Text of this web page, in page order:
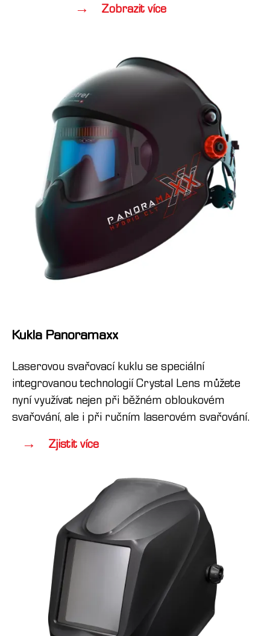
Zobrazit více
Kukla Panoramaxx
Laserovou svařovací kuklu se speciální
integrovanou technologií Crystal Lens můžete
nyní využívat nejen při běžném obloukovém
svařování, ale i při ručním laserovém svařování.
Zjistit více